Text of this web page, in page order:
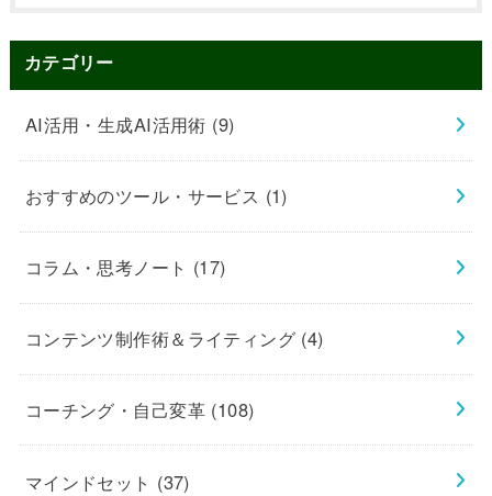
カテゴリー
AI活用・生成AI活用術 (9)
おすすめのツール・サービス (1)
コラム・思考ノート (17)
コンテンツ制作術＆ライティング (4)
コーチング・自己変革 (108)
マインドセット (37)